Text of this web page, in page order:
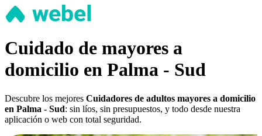
Cuidado de mayores a
domicilio en Palma - Sud
Descubre los mejores Cuidadores de adultos mayores a domicilio
en Palma - Sud: sin líos, sin presupuestos, y todo desde nuestra
aplicación o web con total seguridad.